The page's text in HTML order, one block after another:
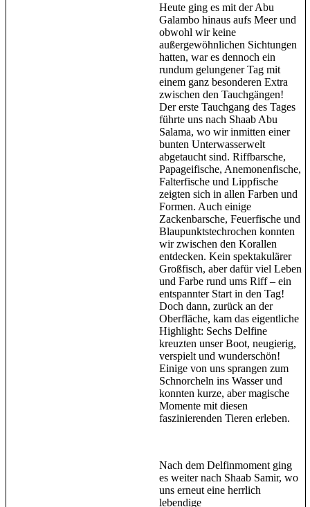
Heute ging es mit der Abu
Galambo hinaus aufs Meer und
obwohl wir keine
außergewöhnlichen Sichtungen
hatten, war es dennoch ein
rundum gelungener Tag mit
einem ganz besonderen Extra
zwischen den Tauchgängen!
Der erste Tauchgang des Tages
führte uns nach Shaab Abu
Salama, wo wir inmitten einer
bunten Unterwasserwelt
abgetaucht sind. Riffbarsche,
Papageifische, Anemonenfische,
Falterfische und Lippfische
zeigten sich in allen Farben und
Formen. Auch einige
Zackenbarsche, Feuerfische und
Blaupunktstechrochen konnten
wir zwischen den Korallen
entdecken. Kein spektakulärer
Großfisch, aber dafür viel Leben
und Farbe rund ums Riff – ein
entspannter Start in den Tag!
Doch dann, zurück an der
Oberfläche, kam das eigentliche
Highlight: Sechs Delfine
kreuzten unser Boot, neugierig,
verspielt und wunderschön!
Einige von uns sprangen zum
Schnorcheln ins Wasser und
konnten kurze, aber magische
Momente mit diesen
faszinierenden Tieren erleben.
Nach dem Delfinmoment ging
es weiter nach Shaab Samir, wo
uns erneut eine herrlich
lebendige